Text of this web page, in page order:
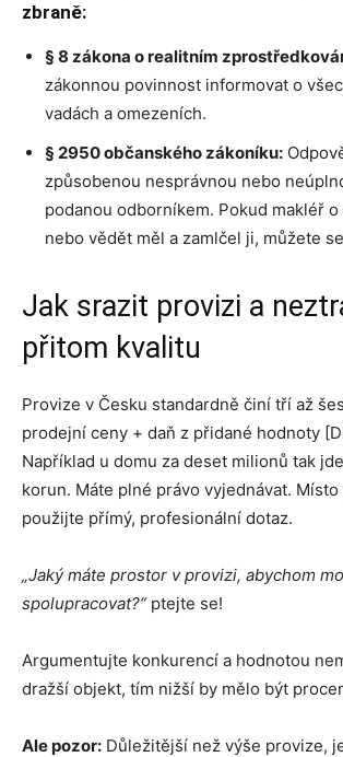
zbraně:
§ 8 zákona o realitním
zákonnou povinnost informovat o
vadách a omezeních.
§ 2950 občanského zákoníku:
způsobenou nesprávnou nebo
podanou odborníkem. Pokud makléř o
nebo vědět měl a zamlčel ji, můžete
Jak srazit provizi a
přitom kvalitu
Provize v Česku standardně činí tří až
prodejní ceny + daň z přidané hodnoty
Například u domu za deset milionů tak
korun. Máte plné právo vyjednávat.
použijte přímý, profesionální dotaz.
„Jaký máte prostor v provizi, abychom
spolupracovat?“ptejte se!
Argumentujte konkurencí a hodnotou
dražší objekt, tím nižší by mělo být
Ale pozor: Důležitější než výše provize,